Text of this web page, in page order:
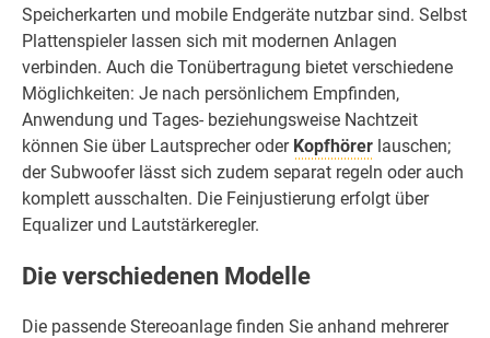
Speicherkarten und mobile Endgeräte nutzbar sind. Selbst
Plattenspieler lassen sich mit modernen Anlagen
verbinden. Auch die Tonübertragung bietet verschiedene
Möglichkeiten: Je nach persönlichem Empfinden,
Anwendung und Tages- beziehungsweise Nachtzeit
können Sie über Lautsprecher oder Kopfhörer lauschen;
der Subwoofer lässt sich zudem separat regeln oder auch
komplett ausschalten. Die Feinjustierung erfolgt über
Equalizer und Lautstärkeregler.
Die verschiedenen Modelle
Die passende Stereoanlage finden Sie anhand mehrerer